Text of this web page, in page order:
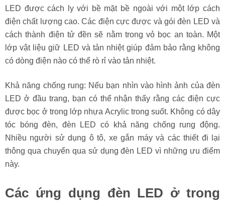
LED được cách ly với bề mặt bề ngoài với một lớp cách
điện chất lượng cao. Các điện cực được và gói đèn LED và
cách thành điện tử đền sẽ nằm trong vỏ bọc an toàn. Một
lớp vật liệu giữ LED và tản nhiệt giúp đảm bảo rằng không
có dòng điện nào có thể rò rỉ vào tản nhiệt.
Khả năng chống rung: Nếu bạn nhìn vào hình ảnh của đèn
LED ở đầu trang, bạn có thể nhận thấy rằng các điện cực
được bọc ở trong lớp nhựa Acrylic trong suốt. Không có dây
tóc bóng đèn, đèn LED có khả năng chống rung động.
Nhiều người sử dụng ô tô, xe gắn máy và các thiết đi lại
thông qua chuyển qua sử dụng đèn LED vì những ưu điểm
này.
Các ứng dụng đèn LED ở trong